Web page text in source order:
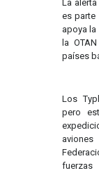
La
es parte
apoya
la
países
Los
pero
fuerzas